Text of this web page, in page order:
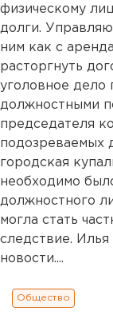
физическому
долги.
ним как с
расторгнуть
уголовное дело
должностными
председателя
подозреваемых
городская
необходимо
должностного
могла стать
следствие.
новости....
Общество